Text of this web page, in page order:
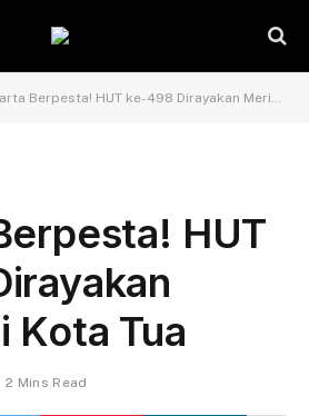
Berpesta! HUT ke-498 Dirayakan Meriah di Kota Tua
HUT
Kota Tua
2 Mins Read